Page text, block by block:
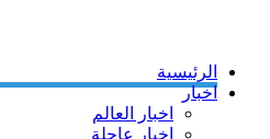
الرئيسية
اخبار
اخبار العالم
اخبار عاجلة